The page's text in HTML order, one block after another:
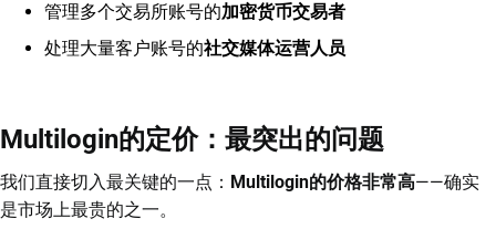
管理多个交易所账号的加密货币交易者
处理大量客户账号的社交媒体运营人员
Multilogin的定价：最突出的问题
我们直接切入最关键的一点： Multilogin的价格非常高——确实
是市场上最贵的之一。